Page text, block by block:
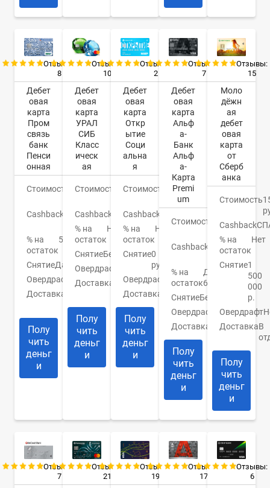
Отзывы:
8
Дебет
овая
карта
Пром
связь
банк
Пенси
онная
Стоимость
Cashback
До
% на
остаток
5%
СнятиеДа
Овердрафт
Нет
Доставка
Полу
чить
деньг
и
Отзывы:
10
Дебет
овая
карта
УРАЛ
СИБ
Класс
ическ
ая
Стоимость
599
Cashback
Баллы
% на
остаток
Нет
СнятиеБесплатно
Овердрафт
Доставка
банк
Полу
чить
деньг
и
Отзывы:
2
Дебет
овая
карта
Откр
ытие
Соци
альна
я
Стоимость
руб.
Cashback
% на
остаток
Нет
Снятие0
руб.
Овердрафт
Нет
Доставка
Моментально
Полу
чить
деньг
и
Отзывы:
7
Дебет
овая
карта
Альф
а-
Банк
Альф
а-
Карта
Premi
um
Стоимость
Cashback
% на
остаток
До
6%
СнятиеБесплатно
Овердрафт
Нет
Доставка
Курьером
Полу
чить
деньг
и
Отзывы:
15
Моло
дёжн
ая
дебет
овая
карта
от
Сберб
анка
Стоимость
Cashback
% на
остаток
Нет
Снятие1
500
000
р.
Овердрафт
ДоставкаВ
Полу
чить
деньг
и
Отзывы:
7
Отзывы:
21
Отзывы:
19
Отзывы:
17
Отзывы:
6